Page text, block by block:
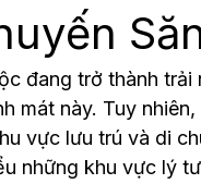
Chúng Tôi (About Adachi)
đang trở thành
mát này. Tuy
vực lưu trú và di
những khu vực lý